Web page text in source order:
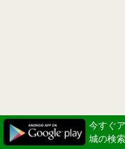
今すぐ
城の検